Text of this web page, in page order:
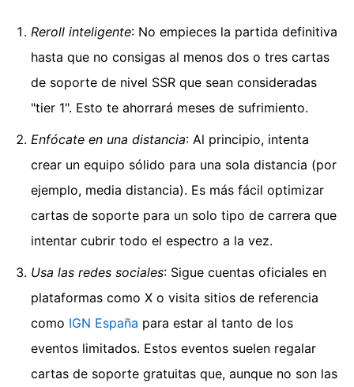
Reroll inteligente: No empieces la partida definitiva
hasta que no consigas al menos dos o tres cartas
de soporte de nivel SSR que sean consideradas
"tier 1". Esto te ahorrará meses de sufrimiento.
Enfócate en una distancia: Al principio, intenta
crear un equipo sólido para una sola distancia (por
ejemplo, media distancia). Es más fácil optimizar
cartas de soporte para un solo tipo de carrera que
intentar cubrir todo el espectro a la vez.
Usa las redes sociales: Sigue cuentas oficiales en
plataformas como X o visita sitios de referencia
como IGN España para estar al tanto de los
eventos limitados. Estos eventos suelen regalar
cartas de soporte gratuitas que, aunque no son las